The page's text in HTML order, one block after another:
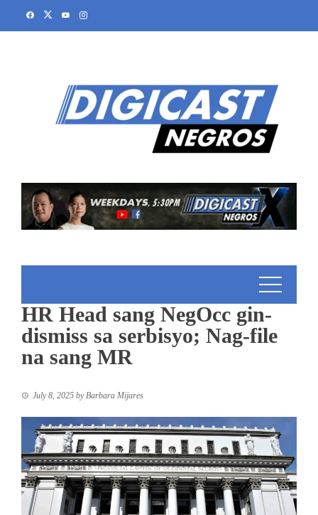
HR Head sang NegOcc gin-
dismiss sa serbisyo; Nag-file
na sang MR
July 8, 2025 by Barbara Mijares